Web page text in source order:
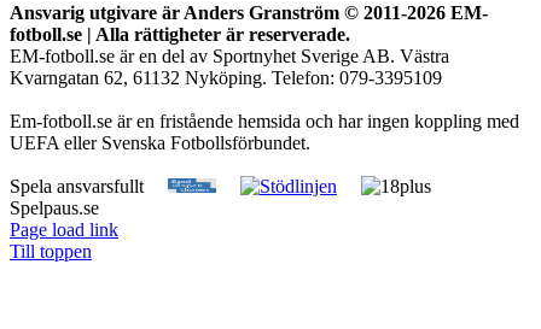
Ansvarig utgivare är Anders Granström © 2011-2026 EM-
fotboll.se | Alla rättigheter är reserverade.
EM-fotboll.se är en del av Sportnyhet Sverige AB. Västra
Kvarngatan 62, 61132 Nyköping. Telefon: 079-3395109
Em-fotboll.se är en fristående hemsida och har ingen koppling med
UEFA eller Svenska Fotbollsförbundet.
Spela ansvarsfullt
Spelpaus.se
Page load link
Till toppen